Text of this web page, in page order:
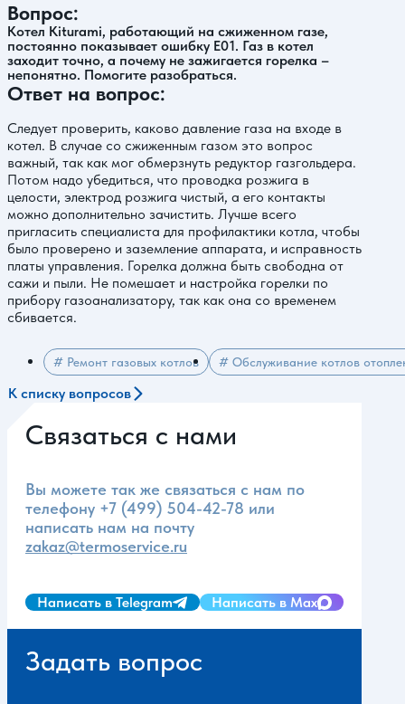
Вопрос:
Котел Kiturami, работающий на сжиженном газе,
постоянно показывает ошибку Е01. Газ в котел
заходит точно, а почему не зажигается горелка –
непонятно. Помогите разобраться.
Ответ на вопрос:
Следует проверить, каково давление газа на входе в
котел. В случае со сжиженным газом это вопрос
важный, так как мог обмерзнуть редуктор газгольдера.
Потом надо убедиться, что проводка розжига в
целости, электрод розжига чистый, а его контакты
можно дополнительно зачистить. Лучше всего
пригласить специалиста для профилактики котла, чтобы
было проверено и заземление аппарата, и исправность
платы управления. Горелка должна быть свободна от
сажи и пыли. Не помешает и настройка горелки по
прибору газоанализатору, так как она со временем
сбивается.
# Ремонт газовых котлов # Обслуживание котлов
К списку вопросов
Связаться с нами
Вы можете так же связаться с нам по
телефону +7 (499) 504-42-78 или
написать нам на почту
zakaz@termoservice.ru
Написать в Telegram Написать в Max
Задать вопрос